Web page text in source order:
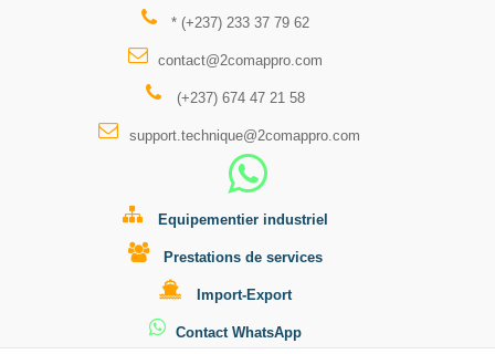
* (+237) 233 37 79 62
contact@2comappro.com
(+237) 674 47 21 58
support.technique@2comappro.com
Equipementier industriel
Prestations de services
Import-Export
Contact WhatsApp